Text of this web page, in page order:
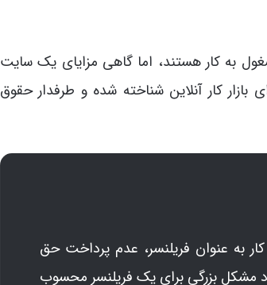
به کار هستند، اما گاهی مزایای یک سایت
کار آنلاین شناخته شده و طرفدار حقوق
به عنوان فریلنسر، عدم پرداخت حق
مشکل بزرگی برای یک فریلنسر محسوب